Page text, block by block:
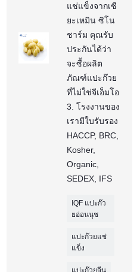
แช่แข็งจากเซี
ยะเหมิน ซิโน
ชาร์ม คุณรับ
ประกันได้ว่า
จะซื้อผลิต
ภัณฑ์แปะก๊วย
ที่ไม่ใช่จีเอ็มโอ
3. โรงงานของ
เรามีใบรับรอง
HACCP, BRC,
Kosher,
Organic,
SEDEX, IFS
IQF แปะก๊ว
ยอ่อนนุช
แปะก๊วยแช่
แข็ง
แปะก๊วยจีน